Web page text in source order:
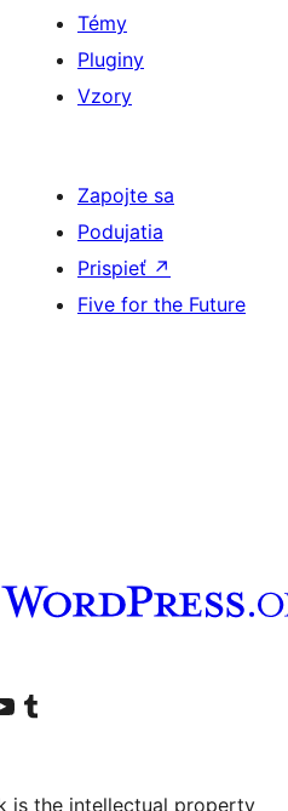
Témy
Pluginy
Vzory
Zapojte sa
Podujatia
Prispieť ↗
Five for the Future
TikTok
náš kanál YouTube
Navštívte náš účet na platforme Tumblr
is the intellectual property